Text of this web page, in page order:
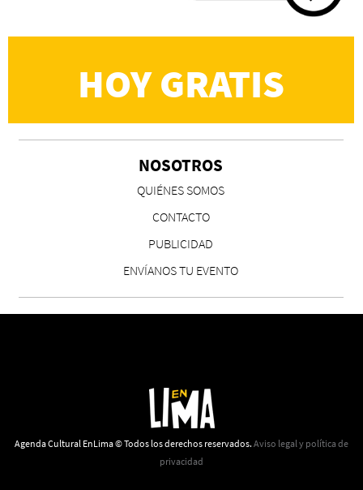
CS, de José María Salazar
Invitadxs EnLima
Reseña: Lienzos de Solobones
Marco Yanayaco ...
HOY GRATIS
NOSOTROS
QUIÉNES SOMOS
CONTACTO
PUBLICIDAD
ENVÍANOS TU EVENTO
Agenda Cultural EnLima © Todos los derechos reservados. Aviso legal y política de
privacidad